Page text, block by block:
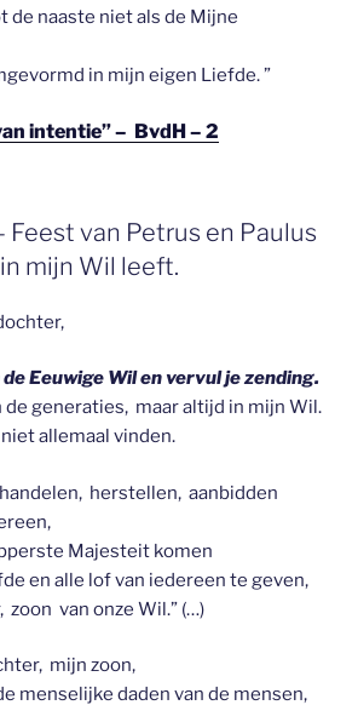
de naaste niet als de Mijne
in mijn eigen Liefde. ”
intentie” – BvdH – 2
Feest van Petrus en Paulus
mijn Wil leeft.
Eeuwige Wil en vervul je zending.
de generaties, maar altijd in mijn Wil.
allemaal vinden.
herstellen, aanbidden
Majesteit komen
en alle lof van iedereen te geven,
van onze Wil.” (…)
mijn zoon,
menselijke daden van de mensen,